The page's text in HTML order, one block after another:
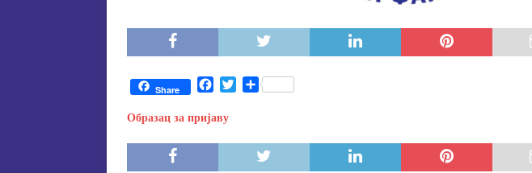
Share
c
S
e
Образац за пријаву